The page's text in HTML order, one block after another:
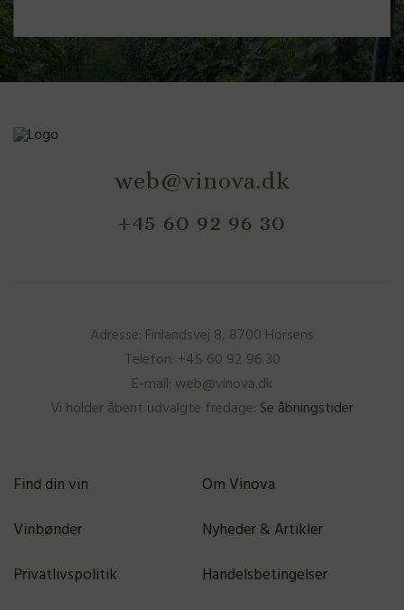
web@vinova.dk
+45 60 92 96 30
Adresse: Finlandsvej 8, 8700 Horsens
Telefon: +45 60 92 96 30
E-mail: web@vinova.dk
Vi holder åbent udvalgte fredage: Se åbningstider
Find din vin
Om Vinova
Vinbønder
Nyheder & Artikler
Privatlivspolitik
Handelsbetingelser